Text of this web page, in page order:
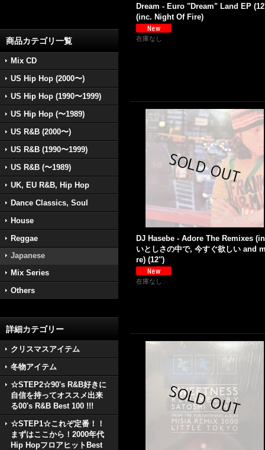
商品カテゴリ一覧
Mix CD
US Hip Hop (2000〜)
US Hip Hop (1990〜1999)
US Hip Hop (〜1989)
US R&B (2000〜)
US R&B (1990〜1999)
US R&B (〜1989)
UK, EU R&B, Hip Hop
Dance Classics, Soul
House
Reggae
Japanese
Mix Series
Others
詳細カテゴリー
クリスマスアイテム
冬物アイテム
☆STEP2☆90's R&B好きに
自信を持ってオススメ出来
る00's R&B Best 100 !!!
☆STEP1☆これぞ定番！！
まずはここから！2000年代
Hip HopフロアヒットBest
Dream - Euro "Dream" Land EP
(inc. Night Of Fire)
在庫なし
DJ Hasebe - Adore The Remixes
いとしさの中で, 今すぐ欲しい and
re) (12'')
在庫なし